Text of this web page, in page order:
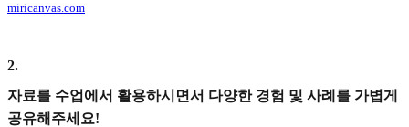
miricanvas.com
2.
자료를 수업에서 활용하시면서 다양한 경험 및 사례를 가볍게
공유해주세요!